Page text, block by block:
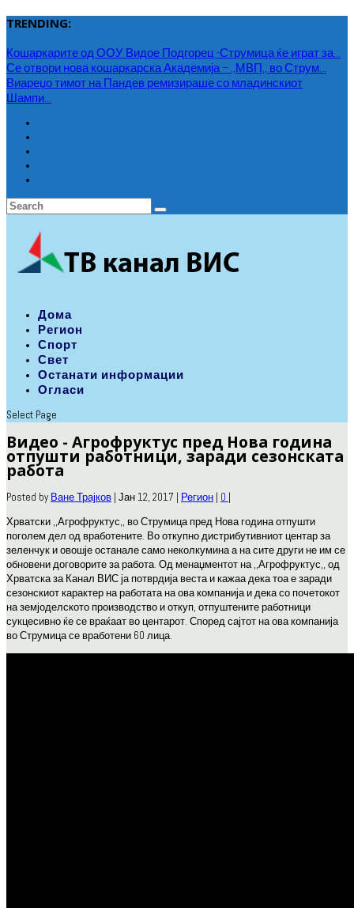
TRENDING:
Кошаркарите од ООУ Видое Подгорец -Струмица ќе играт за...
Се отвори нова кошаркарска Академија – ,,МВП,, во Струм...
Виареџо тимот на Пандев ремизираше со младинскиот
Шампи...
Дома
Регион
Спорт
Свет
Останати информации
Огласи
Select Page
Видео - Агрофруктус пред Нова година
отпушти работници, заради сезонската
работа
Posted by Ване Трајков | Јан 12, 2017 | Регион | 0 |
Хрватски ,,Агрофруктус,, во Струмица пред Нова година отпушти
поголем дел од вработените. Во откупно дистрибутивниот центар за
зеленчук и овошје останале само неколкумина а на сите други не им се
обновени договорите за работа. Од менаџментот на ,,Агрофруктус,, од
Хрватска за Канал ВИС ја потврдија веста и кажаа дека тоа е заради
сезонскиот карактер на работата на ова компанија и дека со почетокот
на земјоделското производство и откуп, отпуштените работници
сукцесивно ќе се враќаат во центарот. Според сајтот на ова компанија
во Струмица се вработени 60 лица.